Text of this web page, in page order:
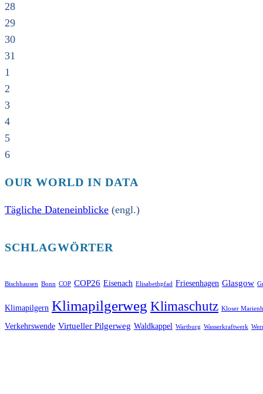
28
29
30
31
1
2
3
4
5
6
OUR WORLD IN DATA
Tägliche Dateneinblicke (engl.)
SCHLAGWÖRTER
Bischhausen Bonn COP COP26 Eisenach Elisabethpfad Friesenhagen Glasgow
Klimapilgern Klimapilgerweg Klimaschutz Kloser
Verkehrswende Virtueller Pilgerweg Waldkappel Wartburg Wasserkraftwerk